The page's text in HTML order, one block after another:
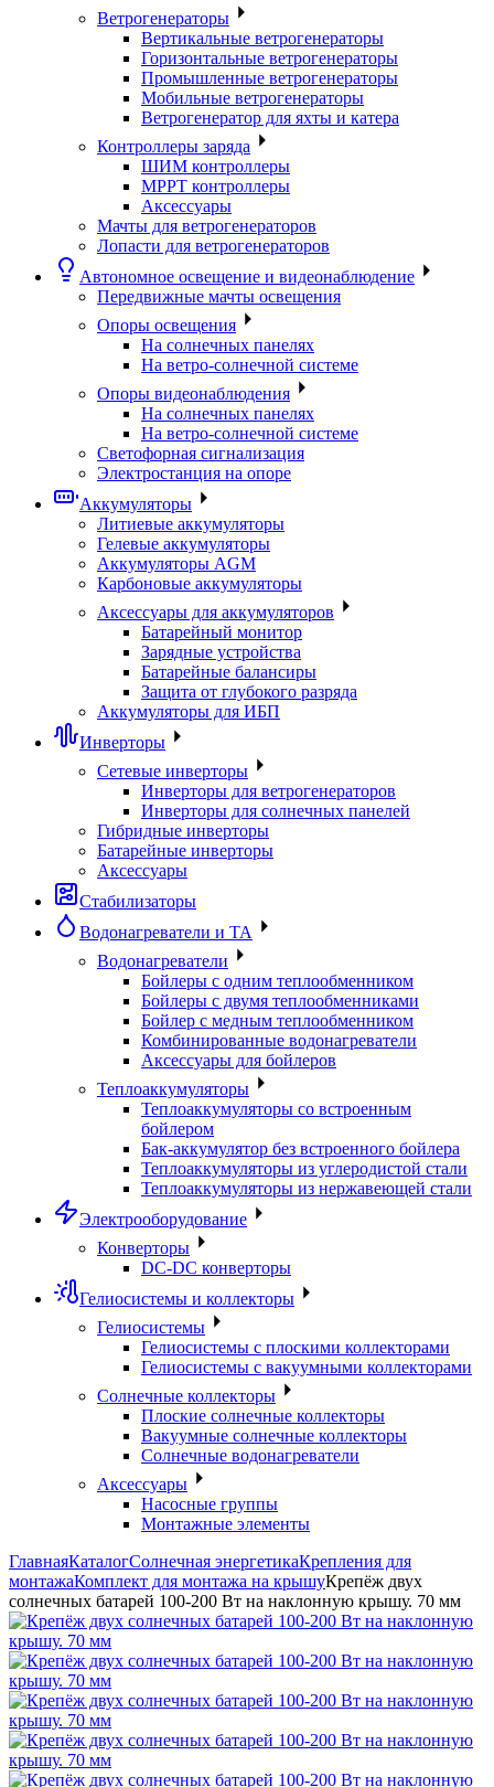
Ветрогенераторы
Вертикальные ветрогенераторы
Горизонтальные ветрогенераторы
Промышленные ветрогенераторы
Мобильные ветрогенераторы
Ветрогенератор для яхты и катера
Контроллеры заряда
ШИМ контроллеры
МРРТ контроллеры
Аксессуары
Мачты для ветрогенераторов
Лопасти для ветрогенераторов
Автономное освещение и видеонаблюдение
Передвижные мачты освещения
Опоры освещения
На солнечных панелях
На ветро-солнечной системе
Опоры видеонаблюдения
На солнечных панелях
На ветро-солнечной системе
Светофорная сигнализация
Электростанция на опоре
Аккумуляторы
Литиевые аккумуляторы
Гелевые аккумуляторы
Аккумуляторы AGM
Карбоновые аккумуляторы
Аксессуары для аккумуляторов
Батарейный монитор
Зарядные устройства
Батарейные балансиры
Защита от глубокого разряда
Аккумуляторы для ИБП
Инверторы
Сетевые инверторы
Инверторы для ветрогенераторов
Инверторы для солнечных панелей
Гибридные инверторы
Батарейные инверторы
Аксессуары
Стабилизаторы
Водонагреватели и ТА
Водонагреватели
Бойлеры с одним теплообменником
Бойлеры с двумя теплообменниками
Бойлер с медным теплообменником
Комбинированные водонагреватели
Аксессуары для бойлеров
Теплоаккумуляторы
Теплоаккумуляторы со встроенным
бойлером
Бак-аккумулятор без встроенного бойлера
Теплоаккумуляторы из углеродистой стали
Теплоаккумуляторы из нержавеющей стали
Электрооборудование
Конверторы
DC-DC конверторы
Гелиосистемы и коллекторы
Гелиосистемы
Гелиосистемы с плоскими коллекторами
Гелиосистемы с вакуумными коллекторами
Солнечные коллекторы
Плоские солнечные коллекторы
Вакуумные солнечные коллекторы
Солнечные водонагреватели
Аксессуары
Насосные группы
Монтажные элементы
ГлавнаяКаталогСолнечная энергетикаКрепления для
монтажаКомплект для монтажа на крышуКрепёж двух
солнечных батарей 100-200 Вт на наклонную крышу. 70 мм